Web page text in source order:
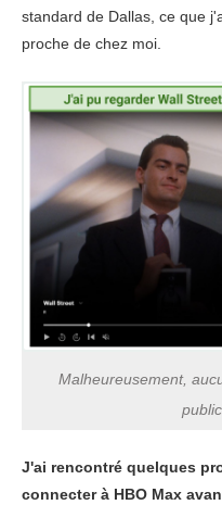
standard de Dallas, ce que
proche de chez moi.
Malheureusement,
J'ai rencontré quelques
connecter à HBO Max